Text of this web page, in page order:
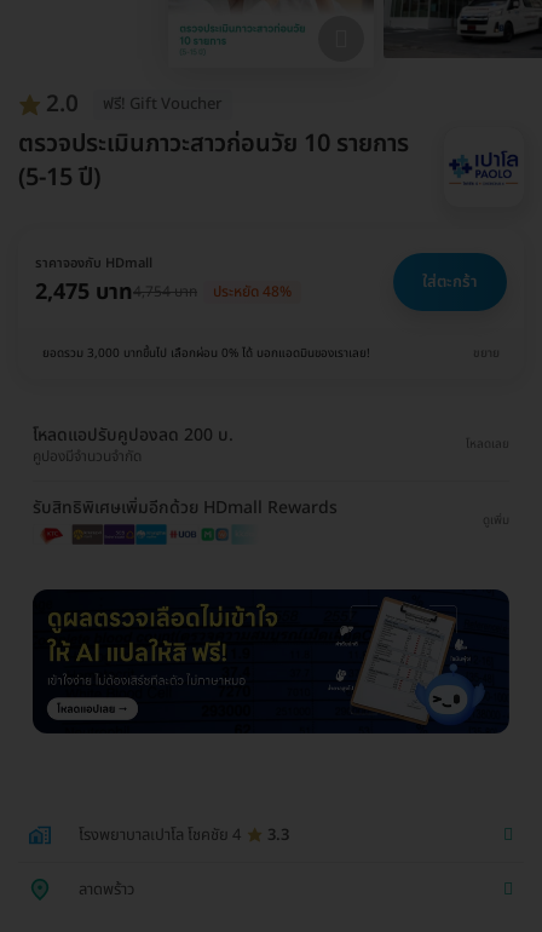
2.0 ฟรี! Gift Voucher
ตรวจประเมินภาวะสาวก่อนวัย 10 รายการ
(5-15 ปี)
ราคาจองกับ HDmall
2,475 บาท4,754 บาท ประหยัด 48% ใส่ตะกร้า
ยอดรวม 3,000 บาทขึ้นไป เลือกผ่อน 0% ได้ บอกแอดมินของเราเลย! ขยาย
โหลดแอปรับคูปองลด 200 บ.
คูปองมีจำนวนจำกัด
โหลดเลย
รับสิทธิพิเศษเพิ่มอีกด้วย HDmall Rewards
ดูเพิ่ม
โรงพยาบาลเปาโล โชคชัย 4 3.3
ลาดพร้าว